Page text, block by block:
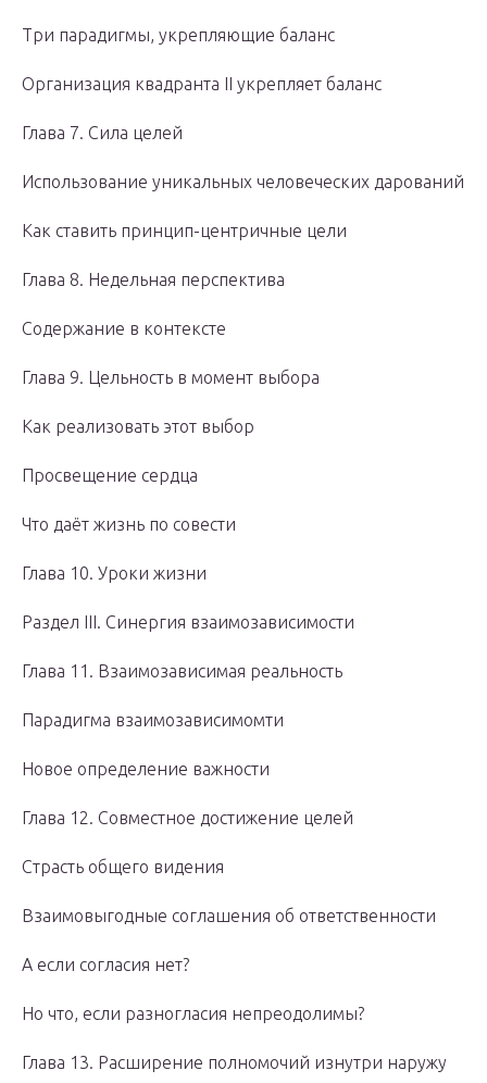
Три парадигмы, укрепляющие баланс
Организация квадранта II укрепляет баланс
Глава 7. Сила целей
Использование уникальных человеческих дарований
Как ставить принцип-центричные цели
Глава 8. Недельная перспектива
Содержание в контексте
Глава 9. Цельность в момент выбора
Как реализовать этот выбор
Просвещение сердца
Что даёт жизнь по совести
Глава 10. Уроки жизни
Раздел III. Синергия взаимозависимости
Глава 11. Взаимозависимая реальность
Парадигма взаимозависимомти
Новое определение важности
Глава 12. Совместное достижение целей
Страсть общего видения
Взаимовыгодные соглашения об ответственности
А если согласия нет?
Но что, если разногласия непреодолимы?
Глава 13. Расширение полномочий изнутри наружу